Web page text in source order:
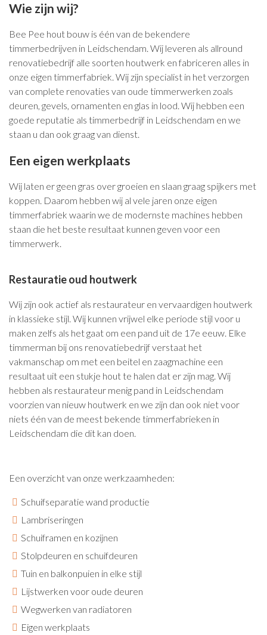
Wie zijn wij?
Bee Pee hout bouw is één van de bekendere
timmerbedrijven in Leidschendam. Wij leveren als allround
renovatiebedrijf alle soorten houtwerk en fabriceren alles in
onze eigen timmerfabriek. Wij zijn specialist in het verzorgen
van complete renovaties van oude timmerwerken zoals
deuren, gevels, ornamenten en glas in lood. Wij hebben een
goede reputatie als timmerbedrijf in Leidschendam en we
staan u dan ook graag van dienst.
Een eigen werkplaats
Wij laten er geen gras over groeien en slaan graag spijkers met
koppen. Daarom hebben wij al vele jaren onze eigen
timmerfabriek waarin we de modernste machines hebben
staan die het beste resultaat kunnen geven voor een
timmerwerk.
Restauratie oud houtwerk
Wij zijn ook actief als restaurateur en vervaardigen houtwerk
in klassieke stijl. Wij kunnen vrijwel elke periode stijl voor u
maken zelfs als het gaat om een pand uit de 17e eeuw. Elke
timmerman bij ons renovatiebedrijf verstaat het
vakmanschap om met een beitel en zaagmachine een
resultaat uit een stukje hout te halen dat er zijn mag. Wij
hebben als restaurateur menig pand in Leidschendam
voorzien van nieuw houtwerk en we zijn dan ook niet voor
niets één van de meest bekende timmerfabrieken in
Leidschendam die dit kan doen.
Een overzicht van onze werkzaamheden:
Schuifseparatie wand productie
Lambriseringen
Schuiframen en kozijnen
Stolpdeuren en schuifdeuren
Tuin en balkonpuien in elke stijl
Lijstwerken voor oude deuren
Wegwerken van radiatoren
Eigen werkplaats